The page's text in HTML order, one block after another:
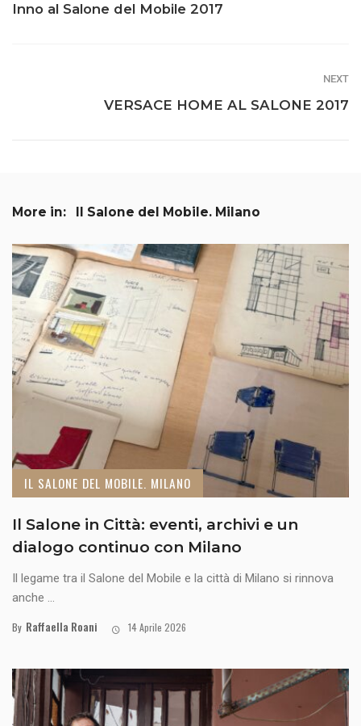
Inno al Salone del Mobile 2017
NEXT
VERSACE HOME AL SALONE 2017
More in: Il Salone del Mobile. Milano
IL SALONE DEL MOBILE. MILANO
Il Salone in Città: eventi, archivi e un
dialogo continuo con Milano
Il legame tra il Salone del Mobile e la città di Milano si rinnova
anche ...
By Raffaella Roani 14 Aprile 2026